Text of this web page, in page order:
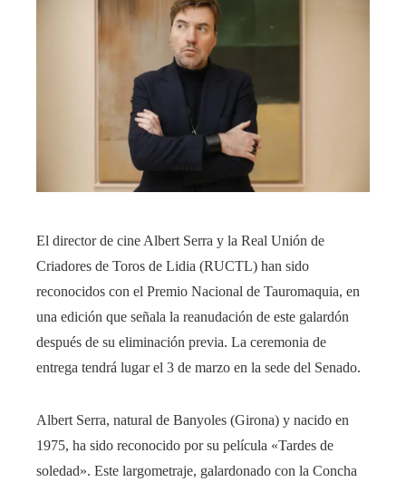
El director de cine Albert Serra y la Real Unión de
Criadores de Toros de Lidia (RUCTL) han sido
reconocidos con el Premio Nacional de Tauromaquia, en
una edición que señala la reanudación de este galardón
después de su eliminación previa. La ceremonia de
entrega tendrá lugar el 3 de marzo en la sede del Senado.
Albert Serra, natural de Banyoles (Girona) y nacido en
1975, ha sido reconocido por su película «Tardes de
soledad». Este largometraje, galardonado con la Concha